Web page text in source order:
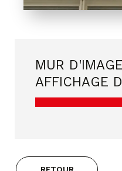
MUR
AFFICHAGE